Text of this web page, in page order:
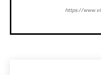
https://